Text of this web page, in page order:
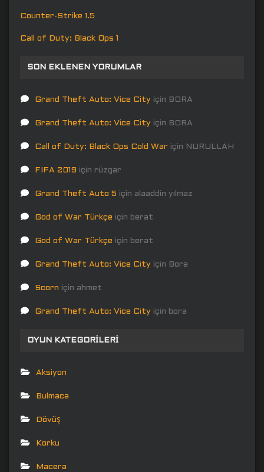
Counter-Strike 1.5
Call of Duty: Black Ops 1
SON EKLENEN YORUMLAR
Grand Theft Auto: Vice City için BORA
Grand Theft Auto: Vice City için BORA
Call of Duty: Black Ops Cold War için NURULLAH
FIFA 2019 için rüzgar
Grand Theft Auto 5 için alaaddin yılmaz
God of War Türkçe için berat
God of War Türkçe için berat
Grand Theft Auto: Vice City için Bora
Scorn için ahmet
Grand Theft Auto: Vice City için bora
OYUN KATEGORILERI
Aksiyon
Bulmaca
Dövüş
Korku
Macera